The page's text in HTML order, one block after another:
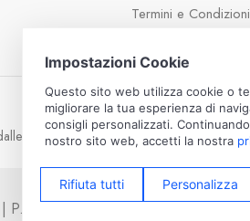
Termini e Condizioni
13:00 alle 17:30
P.IVA: IT01701910125